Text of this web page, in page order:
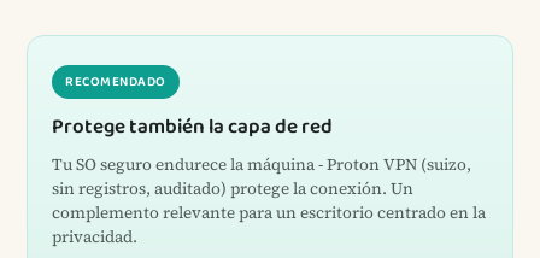
RECOMENDADO
Protege también la capa de red
Tu SO seguro endurece la máquina - Proton VPN (suizo,
sin registros, auditado) protege la conexión. Un
complemento relevante para un escritorio centrado en la
privacidad.